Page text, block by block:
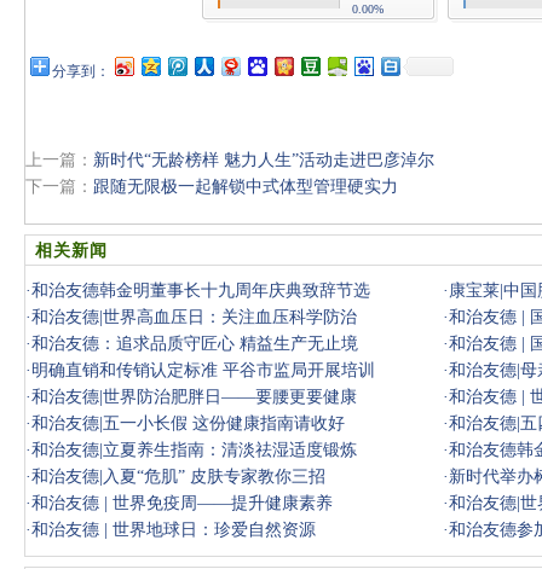
0.00%
分享到：
上一篇： 新时代“无龄榜样 魅力人生”活动走进巴彦淖尔
下一篇： 跟随无限极一起解锁中式体型管理硬实力
相关新闻
·和治友德韩金明董事长十九周年庆典致辞节选 · 康宝莱|中
·和治友德|世界高血压日：关注血压科学防治 ·和治友德 |
·和治友德：追求品质守匠心 精益生产无止境 ·和治友德 |
· 明确直销和传销认定标准 平谷市监局开展培训 ·和治友德|
·和治友德|世界防治肥胖日——要腰更要健康 ·和治友德 |
·和治友德|五一小长假 这份健康指南请收好 ·和治友德|
·和治友德|立夏养生指南：清淡祛湿适度锻炼 ·和治友德韩
会
·和治友德|入夏“危肌” 皮肤专家教你三招 · 新时代举办
·和治友德 | 世界免疫周——提升健康素养 ·和治友德|
·和治友德 | 世界地球日：珍爱自然资源 ·和治友德参